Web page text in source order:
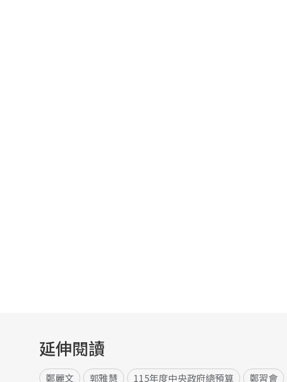
延伸閱讀
鄭麗文 郭雅慧 115年度中央政府總預算 鄭習會